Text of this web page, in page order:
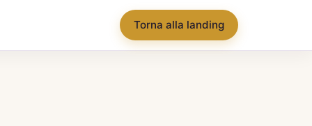
Torna alla landing